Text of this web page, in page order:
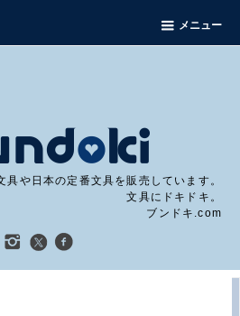
メニュー
具や日本の定番文具を販売しています。
文具にドキドキ。
ブンドキ.com